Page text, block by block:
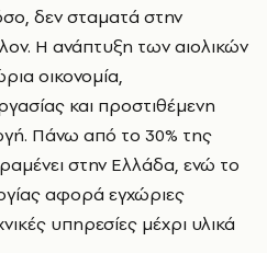
δεν σταματά στην
Η ανάπτυξη των αιολικών
οικονομία,
και προστιθέμενη
Πάνω από το 30% της
στην Ελλάδα, ενώ το
αφορά εγχώριες
υπηρεσίες μέχρι υλικά